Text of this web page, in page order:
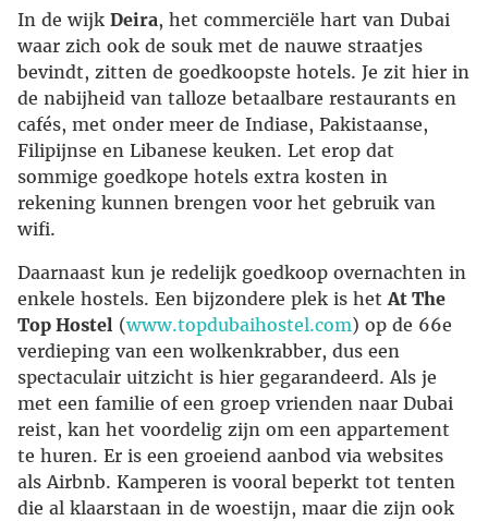
In de wijk Deira, het commerciële hart van Dubai
waar zich ook de souk met de nauwe straatjes
bevindt, zitten de goedkoopste hotels. Je zit hier in
de nabijheid van talloze betaalbare restaurants en
cafés, met onder meer de Indiase, Pakistaanse,
Filipijnse en Libanese keuken. Let erop dat
sommige goedkope hotels extra kosten in
rekening kunnen brengen voor het gebruik van
wifi.
Daarnaast kun je redelijk goedkoop overnachten in
enkele hostels. Een bijzondere plek is het At The
Top Hostel (www.topdubaihostel.com) op de 66e
verdieping van een wolkenkrabber, dus een
spectaculair uitzicht is hier gegarandeerd. Als je
met een familie of een groep vrienden naar Dubai
reist, kan het voordelig zijn om een appartement
te huren. Er is een groeiend aanbod via websites
als Airbnb. Kamperen is vooral beperkt tot tenten
die al klaarstaan in de woestijn, maar die zijn ook